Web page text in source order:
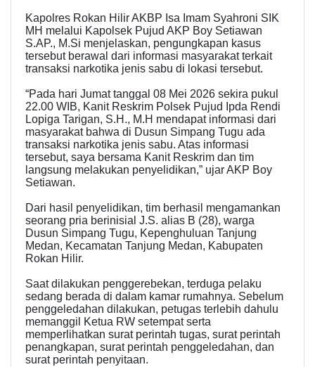
Kapolres Rokan Hilir AKBP Isa Imam Syahroni SIK
MH melalui Kapolsek Pujud AKP Boy Setiawan
S.AP., M.Si menjelaskan, pengungkapan kasus
tersebut berawal dari informasi masyarakat terkait
transaksi narkotika jenis sabu di lokasi tersebut.
“Pada hari Jumat tanggal 08 Mei 2026 sekira pukul
22.00 WIB, Kanit Reskrim Polsek Pujud Ipda Rendi
Lopiga Tarigan, S.H., M.H mendapat informasi dari
masyarakat bahwa di Dusun Simpang Tugu ada
transaksi narkotika jenis sabu. Atas informasi
tersebut, saya bersama Kanit Reskrim dan tim
langsung melakukan penyelidikan,” ujar AKP Boy
Setiawan.
Dari hasil penyelidikan, tim berhasil mengamankan
seorang pria berinisial J.S. alias B (28), warga
Dusun Simpang Tugu, Kepenghuluan Tanjung
Medan, Kecamatan Tanjung Medan, Kabupaten
Rokan Hilir.
Saat dilakukan penggerebekan, terduga pelaku
sedang berada di dalam kamar rumahnya. Sebelum
penggeledahan dilakukan, petugas terlebih dahulu
memanggil Ketua RW setempat serta
memperlihatkan surat perintah tugas, surat perintah
penangkapan, surat perintah penggeledahan, dan
surat perintah penyitaan.